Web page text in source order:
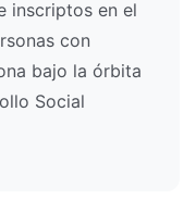
inscriptos en el
con
bajo la órbita
Social